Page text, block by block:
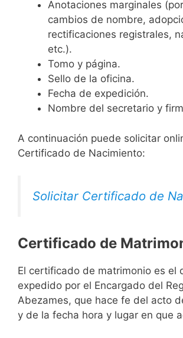
Anotaciones marginales
cambios de nombre,
rectificaciones registrales,
etc.).
Tomo y página.
Sello de la oficina.
Fecha de expedición.
Nombre del secretario y
A continuación puede solicitar
Certificado de Nacimiento:
Solicitar Certificado de
Certificado de
El certificado de matrimonio es el
expedido por el Encargado del
Abezames, que hace fe del acto
y de la fecha hora y lugar en que